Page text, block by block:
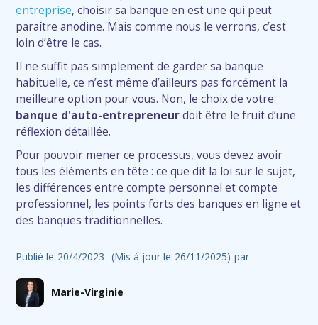
entreprise, choisir sa banque en est une qui peut
paraître anodine. Mais comme nous le verrons, c’est
loin d’être le cas.
Il ne suffit pas simplement de garder sa banque
habituelle, ce n’est même d’ailleurs pas forcément la
meilleure option pour vous. Non, le choix de votre
banque d'auto-entrepreneurdoit être le fruit d’une
réflexion détaillée.
Pour pouvoir mener ce processus, vous devez avoir
tous les éléments en tête : ce que dit la loi sur le sujet,
les différences entre compte personnel et compte
professionnel, les points forts des banques en ligne et
des banques traditionnelles.
Publié le 20/4/2023 (Mis à jour le 26/11/2025) par :
Marie-Virginie